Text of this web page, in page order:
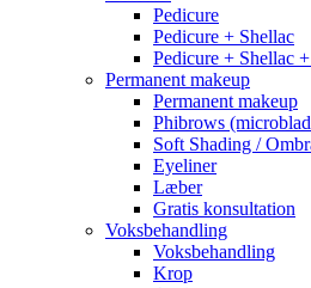
Pedicure
Pedicure + Shellac
Pedicure + Shellac
Permanent makeup
Permanent makeup
Phibrows
Soft Shading /
Eyeliner
Læber
Gratis konsultation
Voksbehandling
Voksbehandling
Krop